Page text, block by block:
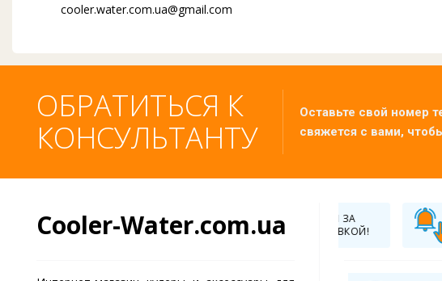
cooler.water.com.ua@gmail.com
ОБРАТИТЬСЯ К
КОНСУЛЬТАНТУ
Оставьте свой номер
свяжется с вами,
Cooler-Water.com.ua
500 ГРН ЗА
РАСПАКОВКОЙ!
СКИДКА ДО -20% ЗА
ПОДПИСКУ НА СОЦ.СЕТИ